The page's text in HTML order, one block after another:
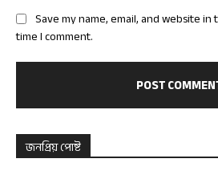
Save my name, email, and website
time I comment.
জনপ্রিয় পোষ্ট